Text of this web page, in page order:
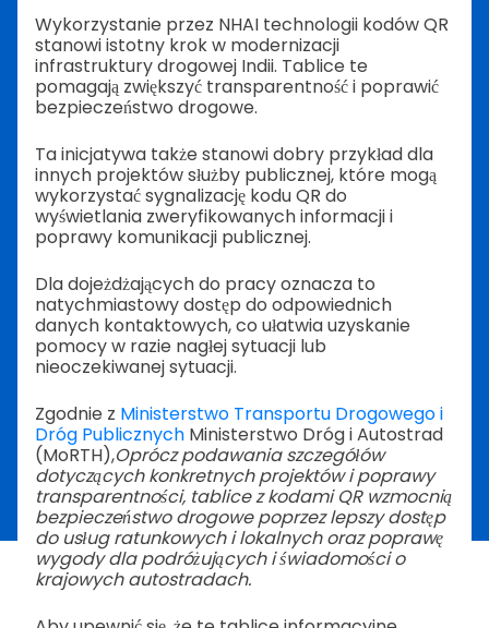
Wykorzystanie przez NHAI technologii kodów QR
stanowi istotny krok w modernizacji
infrastruktury drogowej Indii. Tablice te
pomagają zwiększyć transparentność i poprawić
bezpieczeństwo drogowe.
Ta inicjatywa także stanowi dobry przykład dla
innych projektów służby publicznej, które mogą
wykorzystać sygnalizację kodu QR do
wyświetlania zweryfikowanych informacji i
poprawy komunikacji publicznej.
Dla dojeżdżających do pracy oznacza to
natychmiastowy dostęp do odpowiednich
danych kontaktowych, co ułatwia uzyskanie
pomocy w razie nagłej sytuacji lub
nieoczekiwanej sytuacji.
Zgodnie z Ministerstwo Transportu Drogowego i
Dróg Publicznych Ministerstwo Dróg i Autostrad
(MoRTH),Oprócz podawania szczegółów
dotyczących konkretnych projektów i poprawy
transparentności, tablice z kodami QR wzmocnią
bezpieczeństwo drogowe poprzez lepszy dostęp
do usług ratunkowych i lokalnych oraz poprawę
wygody dla podróżujących i świadomości o
krajowych autostradach.